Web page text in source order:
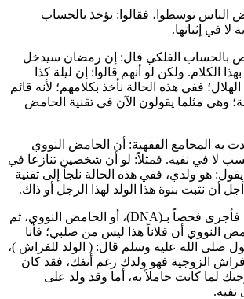
الناس توسطوا، فقالوا: يؤخذ بالحساب
لا في إثباتها.
بالحساب الفلكي قال: إن رمضان سيدخل
بهذا الكلام. ولكن لو أنهم قالوا: إن ليلة كذا
ففي هذه الحالة نأخذ بكلامهم؛ لأنه قائم
مثلما يقولون الآن في تقنية الحامض
به المجامع الفقهية: أن الحامض النووي
لا في نفيه. فمثلاً: لو أن شخصين تنازعا في
هو ولدي، ففي هذه الحالة نلجأ إلى تقنية
أن نثبت بنوة هذا الولد لهذا الرجل أو ذاك.
لكن لو أن رجلاً ذهب فأجرى فحصاً بـ(DNA)، أو الحامض النووي، ثم
النووي أن فلاناً هذا ليس من صلبي؛ فأنا
صلى الله عليه وسلم قال: ( الولد للفراش )،
الزوجية فهو ولدك رغم أنفك، فقد كان
لما كانت حاملاً به، أما وقد ولد على